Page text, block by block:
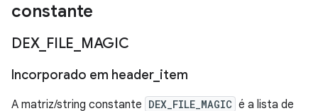
constante
DEX_ FILE MAGIC
Incorporado em header_ item
A matriz/string constante DEX_FILE_MAGIC é a lista de